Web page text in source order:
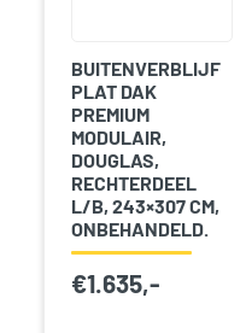
BUITENVERBLIJF
PLAT DAK
PREMIUM
MODULAIR,
DOUGLAS,
RECHTERDEEL
L/B, 243×307 CM,
ONBEHANDELD.
€1.635,-